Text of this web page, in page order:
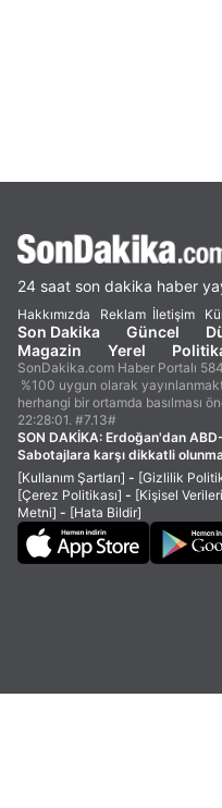
24 saat son dakika haber
Hakkımızda Reklam İletişim
Son Dakika Güncel
Magazin
Yerel
SonDakika.com Haber Portalı
%100 uygun olarak
herhangi bir ortamda basılması
22:28:01. #7.13#
SON DAKİKA: Erdoğan'dan
Sabotajlara karşı dikkatli
[Kullanım Şartları] - [Gizlilik
[Çerez Politikası] - [Kişisel
Metni] - [Hata Bildir]